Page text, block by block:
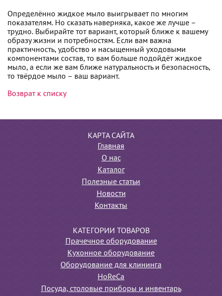
Определённо жидкое мыло выигрывает по многим
показателям. Но сказать наверняка, какое же лучше –
трудно. Выбирайте тот вариант, который ближе к вашему
образу жизни и потребностям. Если вам важна
практичность, удобство и насыщенный уходовыми
компонентами состав, то вам больше подойдёт жидкое
мыло, а если же вам ближе натуральность и безопасность,
то твёрдое мыло – ваш вариант.
Возврат к списку
КАРТА САЙТА
Главная
О нас
Каталог
Полезные статьи
Новости
Контакты
КАТЕГОРИИ ТОВАРОВ
Прачечное оборудование
Кухонное оборудование
Оборудование для клининга
HoReCa
Посуда, столовые приборы и инвентарь